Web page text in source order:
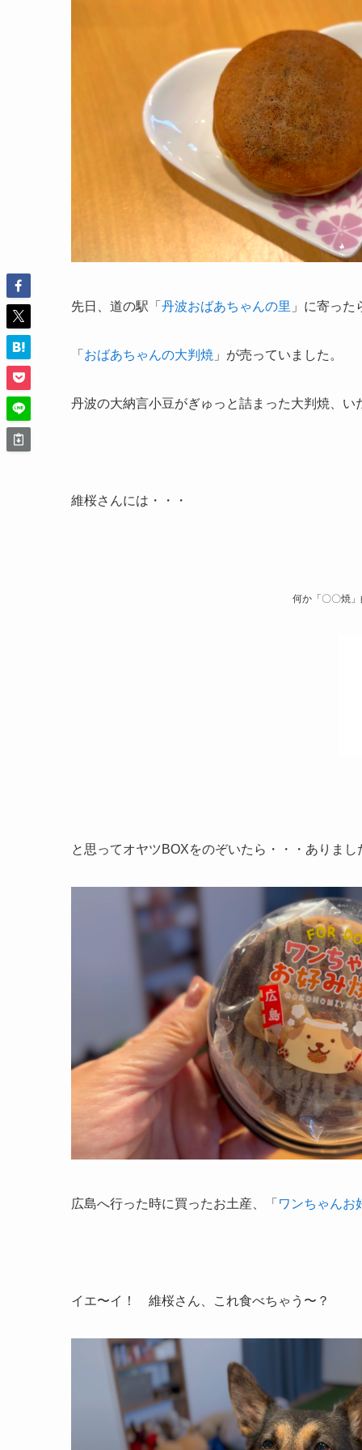
先日、道の駅「 丹波おばあちゃんの里 」に寄った
「 おばあちゃんの大判焼 」が売っていました。
丹波の大納言小豆がぎゅっと詰まった大判焼、い
維桜さんには・・・
何か「〇〇焼
と思ってオヤツBOXをのぞいたら・・・ありまし
広島へ行った時に買ったお土産、「 ワンちゃんお
イエ〜イ！ 維桜さん、これ食べちゃう〜？